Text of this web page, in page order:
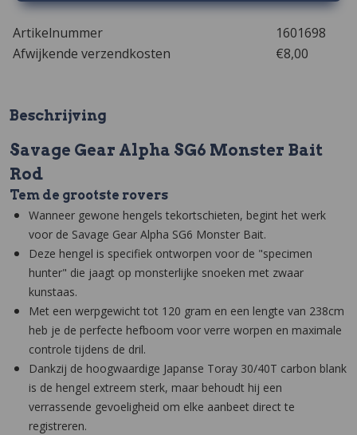
Artikelnummer
1601698
Afwijkende verzendkosten
€8,00
Beschrijving
Savage Gear Alpha SG6 Monster Bait
Rod
Tem de grootste rovers
Wanneer gewone hengels tekortschieten, begint het werk
voor de Savage Gear Alpha SG6 Monster Bait.
Deze hengel is specifiek ontworpen voor de "specimen
hunter" die jaagt op monsterlijke snoeken met zwaar
kunstaas.
Met een werpgewicht tot 120 gram en een lengte van 238cm
heb je de perfecte hefboom voor verre worpen en maximale
controle tijdens de dril.
Dankzij de hoogwaardige Japanse Toray 30/40T carbon blank
is de hengel extreem sterk, maar behoudt hij een
verrassende gevoeligheid om elke aanbeet direct te
registreren.